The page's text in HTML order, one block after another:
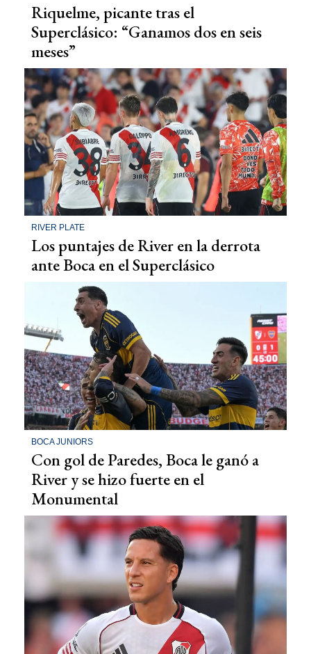
Riquelme, picante tras el
Superclásico: “Ganamos dos en seis
meses”
RIVER PLATE
Los puntajes de River en la derrota
ante Boca en el Superclásico
BOCA JUNIORS
Con gol de Paredes, Boca le ganó a
River y se hizo fuerte en el
Monumental